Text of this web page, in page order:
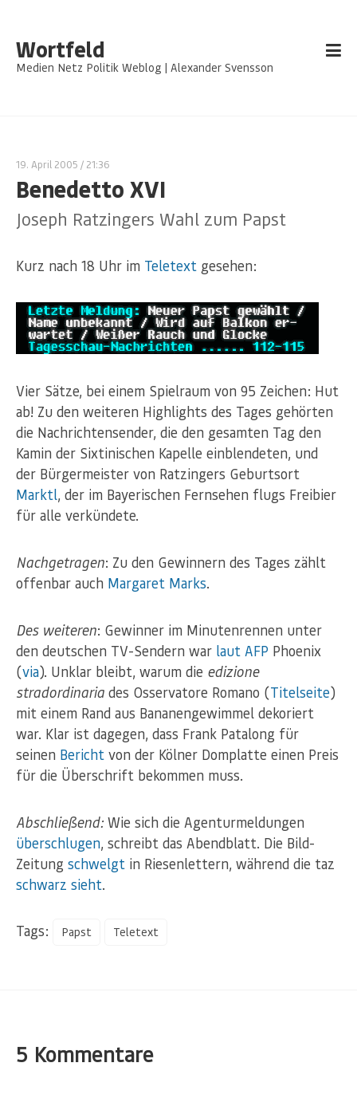
Wortfeld
Medien Netz Politik Weblog | Alexander Svensson
19. April 2005 / 21:36
Benedetto XVI
Joseph Ratzingers Wahl zum Papst
Kurz nach 18 Uhr im Teletext gesehen:
Vier Sätze, bei einem Spielraum von 95 Zeichen: Hut
ab! Zu den weiteren Highlights des Tages gehörten
die Nachrichtensender, die den gesamten Tag den
Kamin der Sixtinischen Kapelle einblendeten, und
der Bürgermeister von Ratzingers Geburtsort
Marktl, der im Bayerischen Fernsehen flugs Freibier
für alle verkündete.
Nachgetragen: Zu den Gewinnern des Tages zählt
offenbar auch Margaret Marks.
Des weiteren: Gewinner im Minutenrennen unter
den deutschen TV-Sendern war laut AFP Phoenix
(via). Unklar bleibt, warum die edizione
stradordinaria des Osservatore Romano (Titelseite)
mit einem Rand aus Bananengewimmel dekoriert
war. Klar ist dagegen, dass Frank Patalong für
seinen Bericht von der Kölner Domplatte einen Preis
für die Überschrift bekommen muss.
Abschließend: Wie sich die Agenturmeldungen
überschlugen, schreibt das Abendblatt. Die Bild-
Zeitung schwelgt in Riesenlettern, während die taz
schwarz sieht.
Tags: Papst Teletext
5 Kommentare